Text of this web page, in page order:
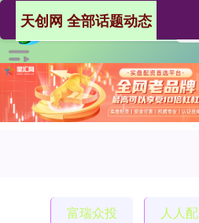
天创网 全部话题动态
富瑞众投 人人配